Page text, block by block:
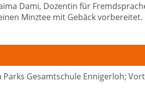
Dami, Dozentin für
Minztee mit Gebäck vorbereitet.
Parks Gesamtschule Ennigerloh;